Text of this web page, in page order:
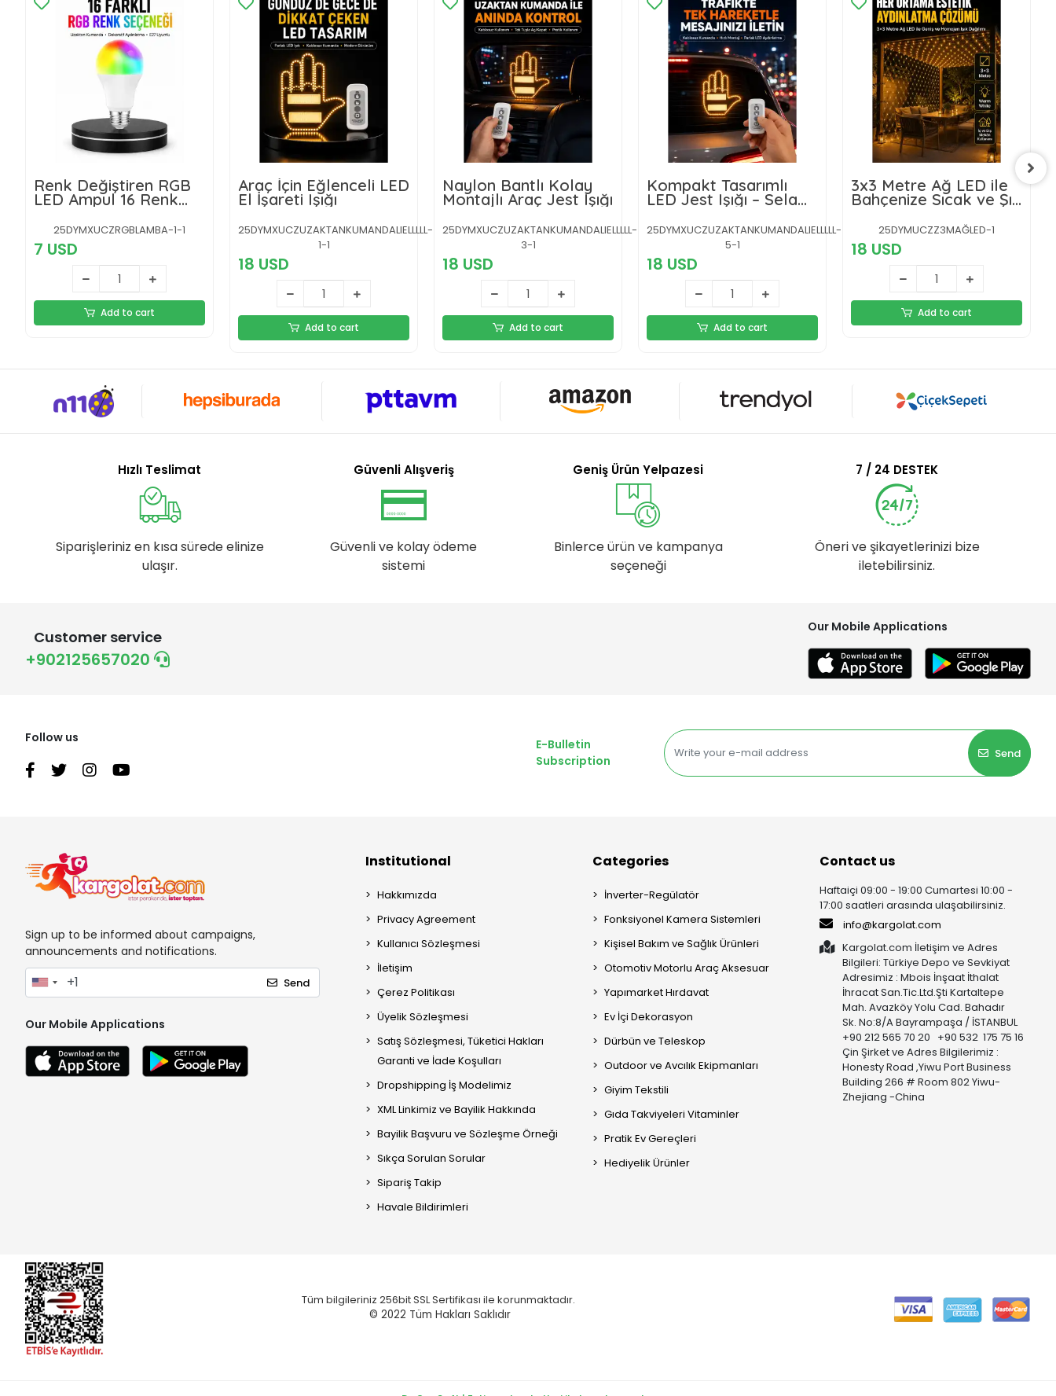
Renk Değiştiren RGB
LED Ampul 16 Renk
Uzaktan Kumandalı
2025 Model
25DYMXUCZRGBLAMBA-1-1
7 USD
Add to cart
Araç İçin Eğlenceli LED
El İşareti Işığı
25DYMXUCZUZAKTANKUMANDALIELLLLL-
1-1
18 USD
Add to cart
Naylon Bantlı Kolay
Montajlı Araç Jest Işığı
25DYMXUCZUZAKTANKUMANDALIELLLLL-
3-1
18 USD
Add to cart
Kompakt Tasarımlı
LED Jest Işığı – Selam
ve Teşekkür Modları
25DYMXUCZUZAKTANKUMANDALIELLLLL-
5-1
18 USD
Add to cart
3x3 Metre Ağ LED ile
Bahçenize Sıcak ve Şık
Aydınlatma
25DYMUCZZ3MAĞLED-1
18 USD
Add to cart
Hızlı Teslimat
Siparişleriniz en kısa sürede elinize
ulaşır.
Güvenli Alışveriş
Güvenli ve kolay ödeme
sistemi
Geniş Ürün Yelpazesi
Binlerce ürün ve kampanya
seçeneği
7 / 24 DESTEK
Öneri ve şikayetlerinizi bize
iletebilirsiniz.
Customer service
+902125657020
Our Mobile Applications
Follow us
E-Bulletin
Subscription
Send
Sign up to be informed about campaigns,
announcements and notifications.
Send
Our Mobile Applications
Institutional
Hakkımızda
Privacy Agreement
Kullanıcı Sözleşmesi
İletişim
Çerez Politikası
Üyelik Sözleşmesi
Satış Sözleşmesi, Tüketici Hakları
Garanti ve İade Koşulları
Dropshipping İş Modelimiz
XML Linkimiz ve Bayilik Hakkında
Bayilik Başvuru ve Sözleşme Örneği
Sıkça Sorulan Sorular
Sipariş Takip
Havale Bildirimleri
Categories
İnverter-Regülatör
Fonksiyonel Kamera Sistemleri
Kişisel Bakım ve Sağlık Ürünleri
Otomotiv Motorlu Araç Aksesuar
Yapımarket Hırdavat
Ev İçi Dekorasyon
Dürbün ve Teleskop
Outdoor ve Avcılık Ekipmanları
Giyim Tekstili
Gıda Takviyeleri Vitaminler
Pratik Ev Gereçleri
Hediyelik Ürünler
Contact us
Haftaiçi 09:00 - 19:00 Cumartesi 10:00 -
17:00 saatleri arasında ulaşabilirsiniz.
info@kargolat.com
Kargolat.com İletişim ve Adres
Bilgileri: Türkiye Depo ve Sevkiyat
Adresimiz : Mbois İnşaat İthalat
İhracat San.Tic.Ltd.Şti Kartaltepe
Mah. Avazköy Yolu Cad. Bahadır
Sk. No:8/A Bayrampaşa / İSTANBUL
+90 212 565 70 20 +90 532 175 75 16
Çin Şirket ve Adres Bilgilerimiz :
Honesty Road ,Yiwu Port Business
Building 266 # Room 802 Yiwu-
Zhejiang -China
Tüm bilgileriniz 256bit SSL Sertifikası ile korunmaktadır.
© 2022 Tüm Hakları Saklıdır